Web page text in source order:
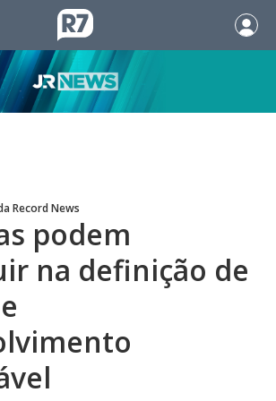
Record News
podem
na definição de